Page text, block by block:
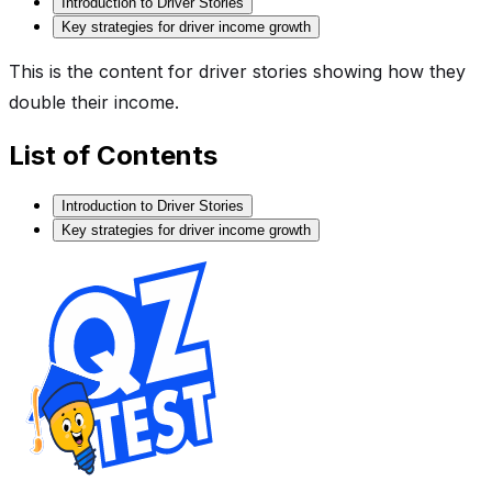
Key strategies for driver income growth
This is the content for driver stories showing how they
double their income.
List of Contents
Introduction to Driver Stories
Key strategies for driver income growth